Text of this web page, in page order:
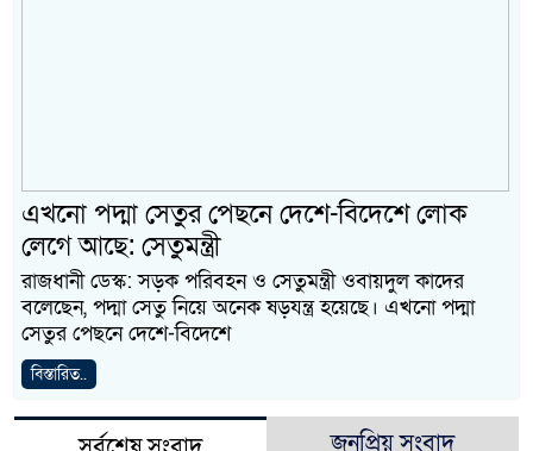
এখনো পদ্মা সেতুর পেছনে দেশে-বিদেশে লোক
লেগে আছে: সেতুমন্ত্রী
রাজধানী ডেস্ক: সড়ক পরিবহন ও সেতুমন্ত্রী ওবায়দুল কাদের
বলেছেন, পদ্মা সেতু নিয়ে অনেক ষড়যন্ত্র হয়েছে। এখনো পদ্মা
সেতুর পেছনে দেশে-বিদেশে
বিস্তারিত..
জনপ্রিয় সংবাদ